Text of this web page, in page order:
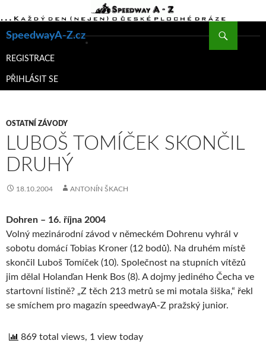
SpeedwayA-Z.cz
K
WEBU
REGISTRACE
PŘIHLÁSIT SE
OSTATNÍ ZÁVODY
LUBOŠ TOMÍČEK SKONČIL
DRUHÝ
18.10.2004 ANTONÍN ŠKACH
Dohren – 16. října 2004
Volný mezinárodní závod v německém Dohrenu vyhrál v
sobotu domácí Tobias Kroner (12 bodů). Na druhém místě
skončil Luboš Tomíček (10). Společnost na stupních vítězů
jim dělal Holanďan Henk Bos (8). A dojmy jediného Čecha ve
startovní listině? „Z těch 213 metrů se mi motala šiška,“ řekl
se smíchem pro magazín speedwayA-Z pražský junior.
869 total views, 1 view today